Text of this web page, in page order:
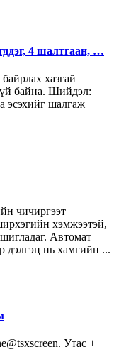
4 шалтгаан, …
хазгай
байна. Шийдэл:
эсэхийг шалгаж
чичиргээт
хэмжээтэй,
Автомат
дэлгэц нь хамгийн ...
Утас +